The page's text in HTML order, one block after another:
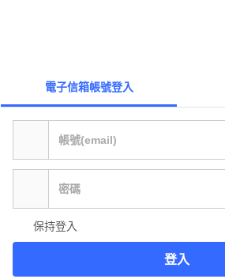
電子信箱帳號登入
保持登入
登入